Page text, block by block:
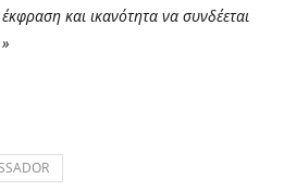
και ικανότητα να συνδέεται